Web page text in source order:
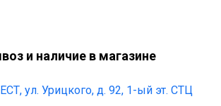
и наличие в магазине
ул. Урицкого, д. 92, 1-ый эт. СТЦ